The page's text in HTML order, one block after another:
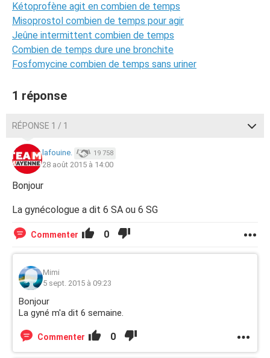
Kétoprofène agit en combien de temps
Misoprostol combien de temps pour agir
Jeûne intermittent combien de temps
Combien de temps dure une bronchite
Fosfomycine combien de temps sans uriner
1 réponse
RÉPONSE 1 / 1
lafouine. 19 758
28 août 2015 à 14:00
Bonjour
La gynécologue a dit 6 SA ou 6 SG
Commenter 0
Mimi
5 sept. 2015 à 09:23
Bonjour
La gyné m'a dit 6 semaine.
Commenter 0